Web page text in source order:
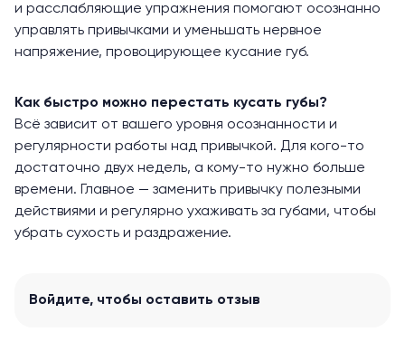
и расслабляющие упражнения помогают осознанно
управлять привычками и уменьшать нервное
напряжение, провоцирующее кусание губ.
Как быстро можно перестать кусать губы?
Всё зависит от вашего уровня осознанности и
регулярности работы над привычкой. Для кого-то
достаточно двух недель, а кому-то нужно больше
времени. Главное — заменить привычку полезными
действиями и регулярно ухаживать за губами, чтобы
убрать сухость и раздражение.
Войдите, чтобы оставить отзыв